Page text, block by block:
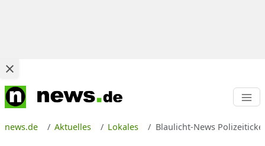
news.de Aktuelles Lokales Blaulicht-News